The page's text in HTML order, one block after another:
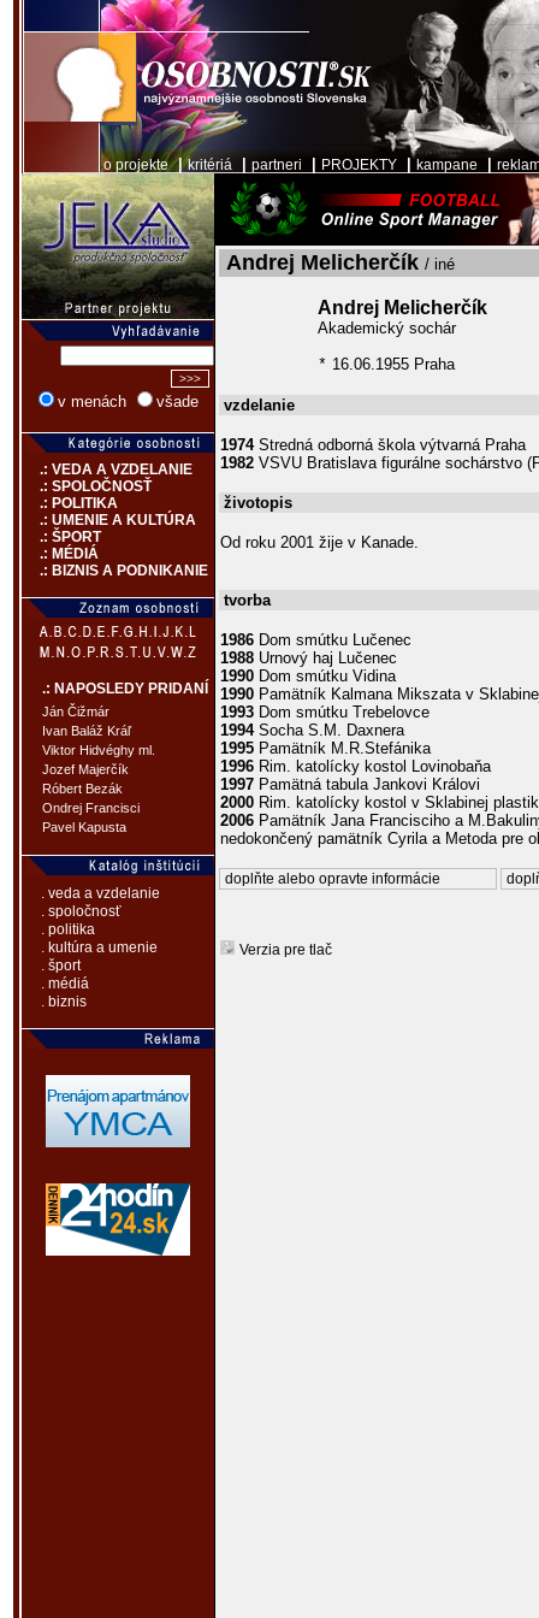
o projekte|kritériá partneri PROJEKTY kampane
v menách všade
.: VEDA A VZDELANIE
.: SPOLOČNOSŤ
.: POLITIKA
.: UMENIE A KULTÚRA
.: ŠPORT
.: MÉDIÁ
.: BIZNIS A PODNIKANIE
.: NAPOSLEDY PRIDANÍ
Ján Čižmár
Ivan Baláž Kráľ
Viktor Hidvéghy ml.
Jozef Majerčík
Róbert Bezák
Ondrej Francisci
Pavel Kapusta
. veda a vzdelanie
. spoločnosť
. politika
. kultúra a umenie
. šport
. médiá
. biznis
Andrej Melicherčík / iné
Andrej Melicherčík
Akademický sochár
* 16.06.1955 Praha
vzdelanie
1974Stredná odborná škola výtvarná Praha
1982 VSVU Bratislava figurálne sochárstvo
životopis
Od roku 2001 žije v Kanade.
tvorba
1986 Dom smútku Lučenec
1988 Urnový haj Lučenec
1990 Dom smútku Vidina
1990 Pamätník Kalmana Mikszata v
1993 Dom smútku Trebelovce
1994Socha S.M. Daxnera
1995 Pamätník M.R.Stefánika
1996 Rim. katolícky kostol Lovinobaňa
1997 Pamätná tabula Jankovi Královi
2000 Rim. katolícky kostol v Sklabinej
2006 Pamätník Jana Francisciho a
nedokončený pamätník Cyrila a Metoda pre
doplňte alebo opravte informácie
Verzia pre tlač